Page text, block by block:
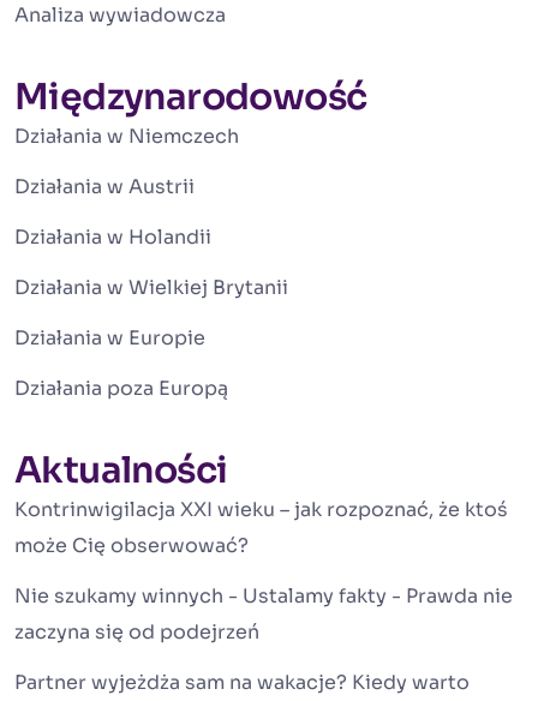
Analiza wywiadowcza
Międzynarodowość
Działania w Niemczech
Działania w Austrii
Działania w Holandii
Działania w Wielkiej Brytanii
Działania w Europie
Działania poza Europą
Aktualności
Kontrinwigilacja XXI wieku – jak rozpoznać, że ktoś
może Cię obserwować?
Nie szukamy winnych - Ustalamy fakty - Prawda nie
zaczyna się od podejrzeń
Partner wyjeżdża sam na wakacje? Kiedy warto